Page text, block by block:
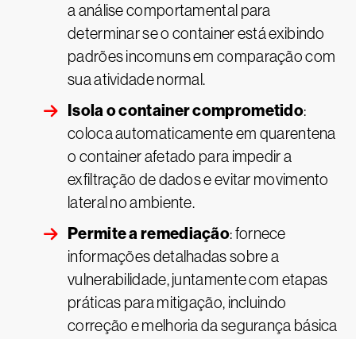
a análise comportamental para
determinar se o container está exibindo
padrões incomuns em comparação com
sua atividade normal.
Isola o container comprometido:
coloca automaticamente em quarentena
o container afetado para impedir a
exfiltração de dados e evitar movimento
lateral no ambiente.
Permite a remediação: fornece
informações detalhadas sobre a
vulnerabilidade, juntamente com etapas
práticas para mitigação, incluindo
correção e melhoria da segurança básica